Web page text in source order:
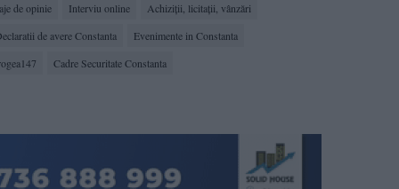
de opinie Interviu online
Achiziții, licitații, vânzări
de avere Constanta
Evenimente in Constanta
Cadre Securitate Constanta